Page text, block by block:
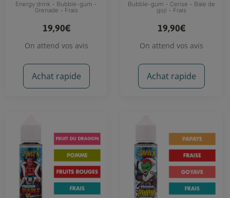
Energy drink - Bubble-gum -
Grenade - Frais
19,90€
On attend vos avis
Achat rapide
Bubble-gum - Cerise - Baie de
goji - Frais
19,90€
On attend vos avis
Achat rapide